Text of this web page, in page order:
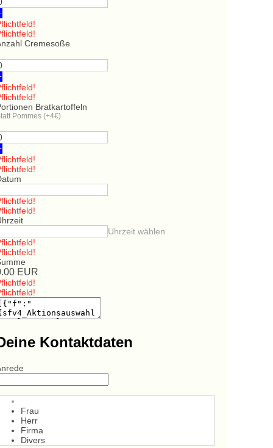
Cremesoße
Bratkartoffeln
Pommes (+4€)
Uhrzeit wählen
EUR
Kontaktdaten
Frau
Herr
Firma
Divers